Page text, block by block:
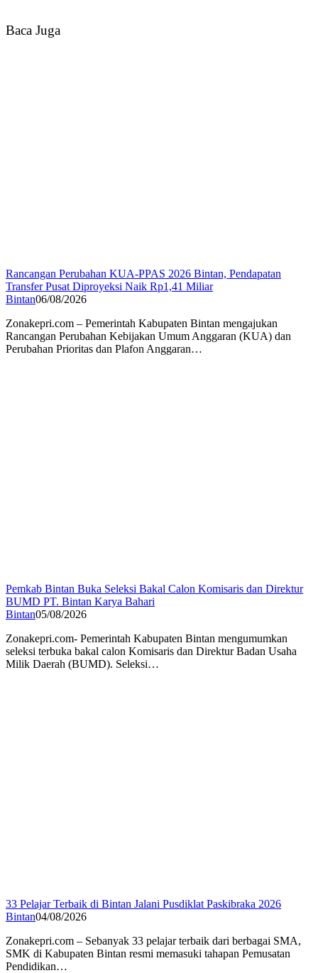
Baca Juga
Rancangan Perubahan KUA-PPAS 2026 Bintan, Pendapatan
Transfer Pusat Diproyeksi Naik Rp1,41 Miliar
Bintan06/08/2026
Zonakepri.com – Pemerintah Kabupaten Bintan mengajukan
Rancangan Perubahan Kebijakan Umum Anggaran (KUA) dan
Perubahan Prioritas dan Plafon Anggaran…
Pemkab Bintan Buka Seleksi Bakal Calon Komisaris dan Direktur
BUMD PT. Bintan Karya Bahari
Bintan05/08/2026
Zonakepri.com- Pemerintah Kabupaten Bintan mengumumkan
seleksi terbuka bakal calon Komisaris dan Direktur Badan Usaha
Milik Daerah (BUMD). Seleksi…
33 Pelajar Terbaik di Bintan Jalani Pusdiklat Paskibraka 2026
Bintan04/08/2026
Zonakepri.com – Sebanyak 33 pelajar terbaik dari berbagai SMA,
SMK di Kabupaten Bintan resmi memasuki tahapan Pemusatan
Pendidikan…